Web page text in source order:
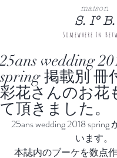
maison
S. I° B.
Somewhere In
25ans wedding
spring 掲載別 冊
彩花さんのお花
て頂きました。
25ans wedding 2018
います。
本誌内のブーケを数点